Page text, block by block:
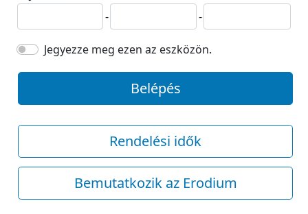
-
-
Jegyezze meg ezen az eszközön.
Belépés
Rendelési idők
Bemutatkozik az Erodium